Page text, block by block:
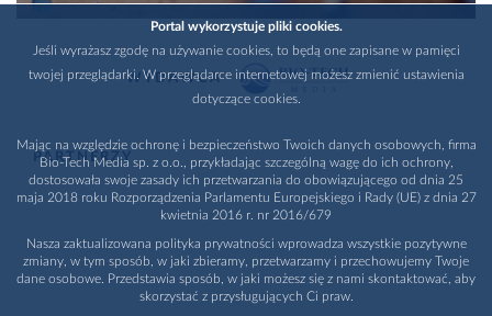
WYDAWCA
PARTNERZY
Portal wykorzystuje pliki cookies.
Jeśli wyrażasz zgodę na używanie cookies, to będą one zapisane w pamięci
twojej przeglądarki. W przeglądarce internetowej możesz zmienić ustawienia
dotyczące cookies.
Mając na względzie ochronę i bezpieczeństwo Twoich danych osobowych, firma
Bio-Tech Media sp. z o.o., przykładając szczególną wagę do ich ochrony,
dostosowała swoje zasady ich przetwarzania do obowiązującego od dnia 25
maja 2018 roku Rozporządzenia Parlamentu Europejskiego i Rady (UE) z dnia 27
kwietnia 2016 r. nr 2016/679
Nasza zaktualizowana polityka prywatności wprowadza wszystkie pozytywne
zmiany, w tym sposób, w jaki zbieramy, przetwarzamy i przechowujemy Twoje
dane osobowe. Przedstawia sposób, w jaki możesz się z nami skontaktować, aby
skorzystać z przysługujących Ci praw.